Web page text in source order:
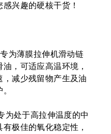
兴趣的硬核干货！
专为薄膜拉伸机滑动链
，可适应高温环境，
减少残留物产生及油
为处于高拉伸温度的中
极佳的氧化稳定性，